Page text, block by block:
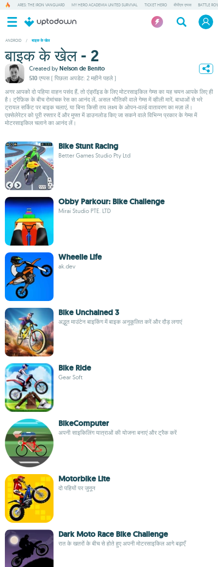
ARES: THE IRON VANGUARD MY HERO ACADEMIA UNITED SURVIVAL TICKET HERO वीपीएन एप्पस BATTLE
ANDROID / बाइक के खेल
बाइक के खेल - 2
Created by Nelson de Benito
510 एप्पस ( पिछला अपडेट: 2 महीने पहले )
अगर आपको दो पहिया वाहन पसंद हैं, तो एंड्रॉइड के लिए मोटरसाइकिल गेम्स का यह चयन आपके लिए ही
है। ट्रैफ़िक के बीच रोमांचक रेस का आनंद लें, असल भौतिकी वाले गेम्स में व्हीली मारें, बाधाओं से भरे
ट्रायल सर्किट पर बाइक चलाएं, या बिना किसी तय लक्ष्य के ओपन-वर्ल्ड वातावरण का मज़ा लें।
एक्सेलेरेटर को पूरी रफ्तार दें और मुफ्त में डाउनलोड किए जा सकने वाले विभिन्न प्रकार के गेम्स में
मोटरसाइकिल चलाने का आनंद लें।
Bike Stunt Racing
Better Games Studio Pty Ltd
Obby Parkour: Bike Challenge
Mirai Studio PTE. LTD
Wheelie Life
ak.dev
Bike Unchained 3
अद्भुत माउंटेन बाइकिंग में बाइक अनुकूलित करें और दौड़ लगाएं
Bike Ride
Gear Soft
BikeComputer
अपनी साइकिलिंग यात्राओं की योजना बनाएं और ट्रैक करें
Motorbike Lite
दो पहियों पर जुनून
Dark Moto Race Bike Challenge
रात के खतरों के बीच से होते हुए अपनी मोटरसाइकिल आगे बढ़ाएँ